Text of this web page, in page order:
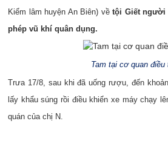
Kiểm lâm huyện An Biên) vềtội Giết người
phép vũ khí quân dụng.
Tam tại cơ quan điều
Trưa 17/8, sau khi đã uống rượu, đến
lấy khẩu súng rồi điều khiển xe máy chạy
quán của chị N.